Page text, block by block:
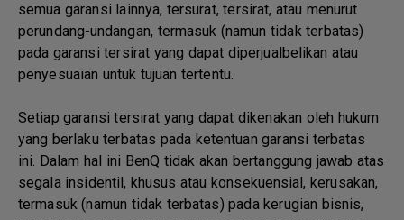
semua garansi lainnya, tersurat, tersirat, atau menurut
perundang-undangan, termasuk (namun tidak terbatas)
pada garansi tersirat yang dapat diperjualbelikan atau
penyesuaian untuk tujuan tertentu.
Setiap garansi tersirat yang dapat dikenakan oleh hukum
yang berlaku terbatas pada ketentuan garansi terbatas
ini. Dalam hal ini BenQ tidak akan bertanggung jawab atas
segala insidentil, khusus atau konsekuensial, kerusakan,
termasuk (namun tidak terbatas) pada kerugian bisnis,